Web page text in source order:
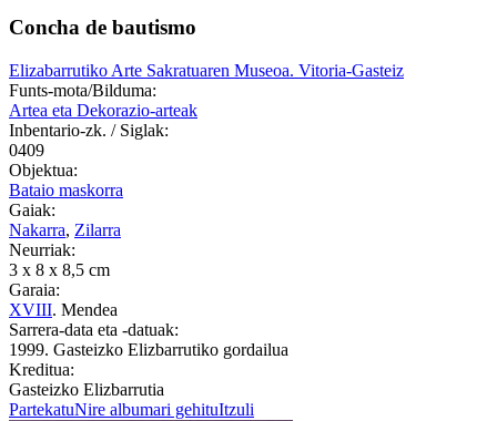
Concha de bautismo
Elizabarrutiko Arte Sakratuaren Museoa. Vitoria-Gasteiz
Funts-mota/Bilduma:
Artea eta Dekorazio-arteak
Inbentario-zk. / Siglak:
0409
Objektua:
Bataio maskorra
Gaiak:
Nakarra, Zilarra
Neurriak:
3 x 8 x 8,5 cm
Garaia:
XVIII. Mendea
Sarrera-data eta -datuak:
1999. Gasteizko Elizbarrutiko gordailua
Kreditua:
Gasteizko Elizbarrutia
PartekatuNire albumari gehituItzuli